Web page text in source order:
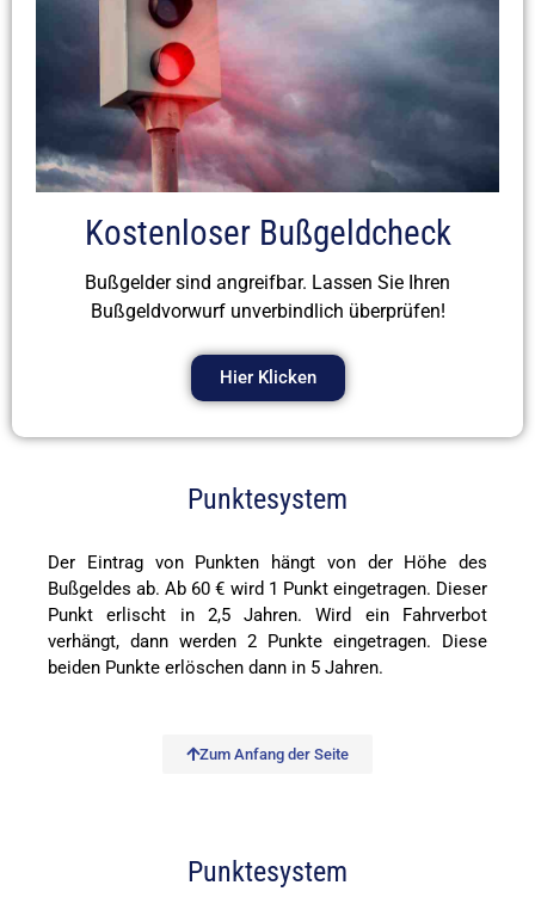
Kostenloser Bußgeldcheck
Bußgelder sind angreifbar. Lassen Sie Ihren
Bußgeldvorwurf unverbindlich überprüfen!
Hier Klicken
Punktesystem
Der Eintrag von Punkten hängt von der Höhe des
Bußgeldes ab. Ab 60 € wird 1 Punkt eingetragen. Dieser
Punkt erlischt in 2,5 Jahren. Wird ein Fahrverbot
verhängt, dann werden 2 Punkte eingetragen. Diese
beiden Punkte erlöschen dann in 5 Jahren.
Zum Anfang der Seite
Punktesystem